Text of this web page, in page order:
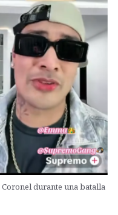
durante una batalla